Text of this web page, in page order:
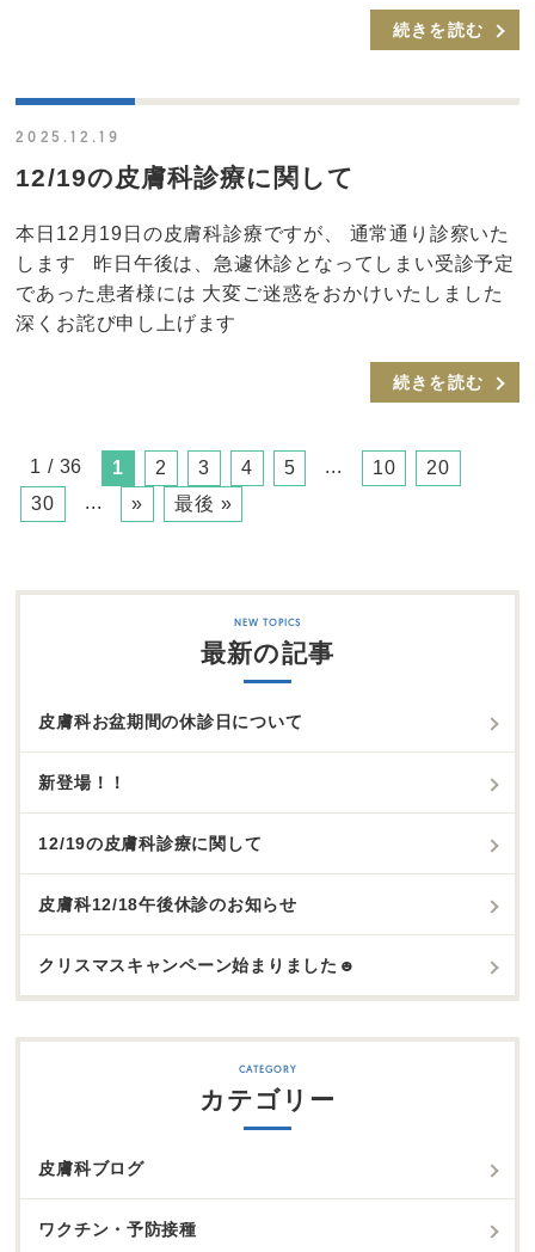
続きを読む
2025.12.19
12/19の皮膚科診療に関して
本日12月19日の皮膚科診療ですが、 通常通り診察いた
します 昨日午後は、急遽休診となってしまい受診予定
であった患者様には 大変ご迷惑をおかけいたしました
深くお詫び申し上げます
続きを読む
1 / 36 1 2 3 4 5 ... 10
20
30
... » 最後 »
最新の記事
皮膚科お盆期間の休診日について
新登場！！
12/19の皮膚科診療に関して
皮膚科12/18午後休診のお知らせ
クリスマスキャンペーン始まりました☻
カテゴリー
皮膚科ブログ
ワクチン・予防接種